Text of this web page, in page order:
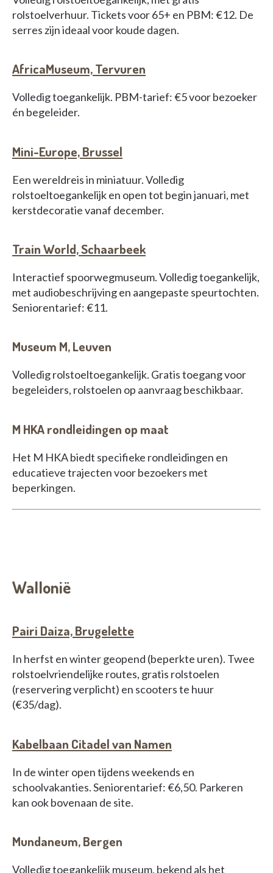
rolstoelverhuur. Tickets voor 65+ en PBM: €12. De
serres zijn ideaal voor koude dagen.
AfricaMuseum, Tervuren
Volledig toegankelijk. PBM-tarief: €5 voor bezoeker
én begeleider.
Mini-Europe, Brussel
Een wereldreis in miniatuur. Volledig
rolstoeltoegankelijk en open tot begin januari, met
kerstdecoratie vanaf december.
Train World, Schaarbeek
Interactief spoorwegmuseum. Volledig toegankelijk,
met audiobeschrijving en aangepaste speurtochten.
Seniorentarief: €11.
Museum M, Leuven
Volledig rolstoeltoegankelijk. Gratis toegang voor
begeleiders, rolstoelen op aanvraag beschikbaar.
M HKA rondleidingen op maat
Het M HKA biedt specifieke rondleidingen en
educatieve trajecten voor bezoekers met
beperkingen.
Wallonië
Pairi Daiza, Brugelette
In herfst en winter geopend (beperkte uren). Twee
rolstoelvriendelijke routes, gratis rolstoelen
(reservering verplicht) en scooters te huur
(€35/dag).
Kabelbaan Citadel van Namen
In de winter open tijdens weekends en
schoolvakanties. Seniorentarief: €6,50. Parkeren
kan ook bovenaan de site.
Mundaneum, Bergen
Volledig toegankelijk museum, bekend als het